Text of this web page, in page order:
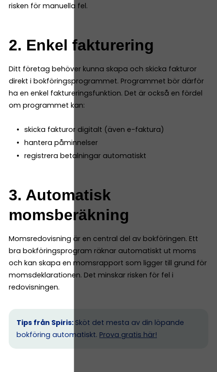
risken för manuella fel.
2. Enkel fakturering
Ditt företag behöver kunna skapa och skicka fakturor
direkt i bokföringsprogrammet. Programmet bör därför
ha en enkel faktureringsfunktion. Det är också en fördel
om programmet kan:
skicka fakturor digitalt (även e-faktura)
hantera påminnelser
registrera betalningar automatiskt
3. Automatisk
momsberäkning
Momsredovisning är en central del av bokföringen. Ett
bra bokföringsprogram räknar automatiskt ut moms
och kan skapa en momsrapport som ligger till grund för
momsdeklarationen. Det minskar risken för fel i
redovisningen.
Tips från Spiris: Sköt det mesta av din löpande
bokföring automatiskt. Prova gratis här!